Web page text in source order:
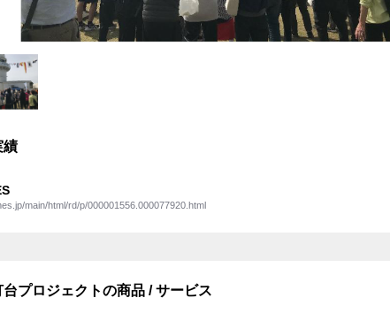
績
main/html/rd/p/000001556.000077920.html
台プロジェクトの商品 / サービス